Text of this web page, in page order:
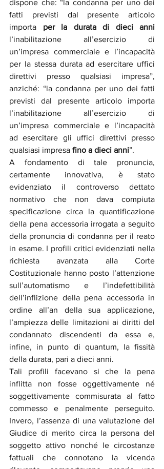
dispone che: “la condanna per uno dei
fatti previsti dal presente articolo
importa
l’inabilitazione all’esercizio di
un’impresa commerciale e l’incapacità
per la stessa durata ad esercitare uffici
direttivi presso qualsiasi impresa”,
anziché: “la condanna per uno dei fatti
previsti dal presente articolo importa
l’inabilitazione all’esercizio di
un’impresa commerciale e l’incapacità
ad esercitare gli uffici direttivi presso
qualsiasi impresa fino a dieci anni”.
A fondamento di tale pronuncia,
certamente innovativa, è stato
evidenziato il controverso dettato
normativo che non dava compiuta
specificazione circa la quantificazione
della pena accessoria irrogata a seguito
della pronuncia di condanna per il reato
in esame. I profili critici evidenziati nella
richiesta avanzata alla Corte
Costituzionale hanno posto l’attenzione
sull’automatismo e l’indefettibilità
dell’inflizione della pena accessoria in
ordine all’an della sua applicazione,
l’ampiezza delle limitazioni ai diritti del
condannato discendenti da essa e,
infine, in punto di quantum, la fissità
della durata, pari a dieci anni.
Tali profili facevano si che la pena
inflitta non fosse oggettivamente né
soggettivamente commisurata al fatto
commesso e penalmente perseguito.
Invero, l’assenza di una valutazione del
Giudice di merito circa la persona del
soggetto attivo nonché le circostanze
fattuali che connotano la vicenda